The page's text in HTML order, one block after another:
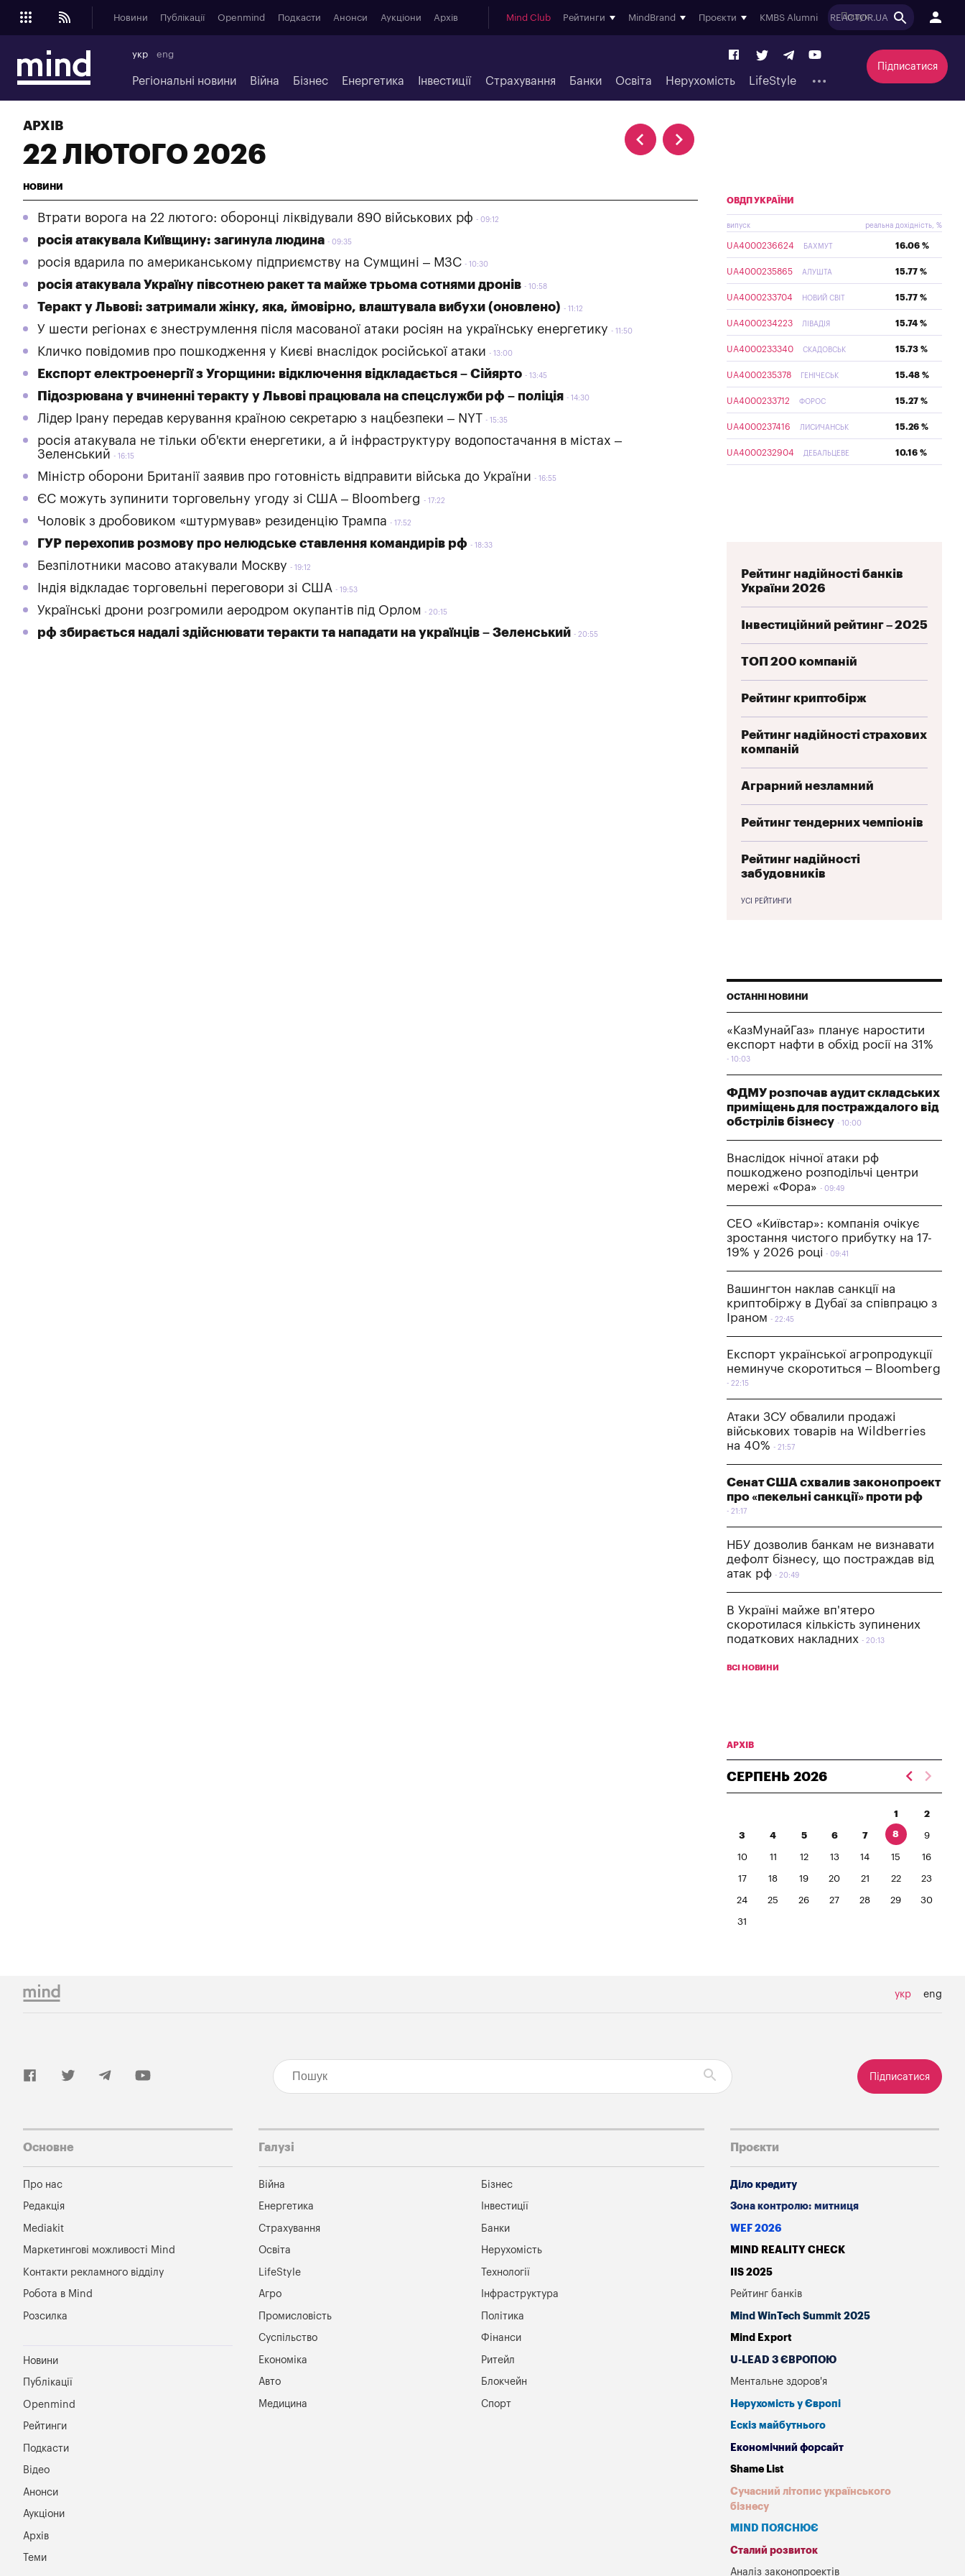
Новини Публікації Openmind Подкасти Анонси Аукціони Архів Mind Club Рейтинги MindBrand Проєкти KMBS Alumni REACTOR.UA
укр eng
Регіональні новини Війна Бізнес Енергетика Інвестиції Страхування Банки Освіта Нерухомість LifeStyle
Підписатися
АРХІВ
22 ЛЮТОГО 2026
НОВИНИ
Втрати ворога на 22 лютого: оборонці ліквідували 890 військових рф 09:12
росія атакувала Київщину: загинула людина 09:35
росія вдарила по американському підприємству на Сумщині – МЗС 10:30
росія атакувала Україну півсотнею ракет та майже трьома сотнями дронів 10:58
Теракт у Львові: затримали жінку, яка, ймовірно, влаштувала вибухи (оновлено) 11:12
У шести регіонах є знеструмлення після масованої атаки росіян на українську енергетику 11:50
Кличко повідомив про пошкодження у Києві внаслідок російської атаки 13:00
Експорт електроенергії з Угорщини: відключення відкладається – Сійярто 13:45
Підозрювана у вчиненні теракту у Львові працювала на спецслужби рф – поліція 14:30
Лідер Ірану передав керування країною секретарю з нацбезпеки – NYT 15:35
росія атакувала не тільки об'єкти енергетики, а й інфраструктуру водопостачання в містах –
Зеленський
16:15
Міністр оборони Британії заявив про готовність відправити війська до України 16:55
ЄС можуть зупинити торговельну угоду зі США – Bloomberg 17:22
Чоловік з дробовиком «штурмував» резиденцію Трампа 17:52
ГУР перехопив розмову про нелюдське ставлення командирів рф 18:33
Безпілотники масово атакували Москву 19:12
Індія відкладає торговельні переговори зі США 19:53
Українські дрони розгромили аеродром окупантів під Орлом 20:15
рф збирається надалі здійснювати теракти та нападати на українців – Зеленський 20:55
ОВДП УКРАЇНИ
випуск реальна дохідність, %
UA4000236624 БАХМУТ 16.06 %
UA4000235865 АЛУШТА 15.77 %
UA4000233704 НОВИЙ СВІТ 15.77 %
UA4000234223 ЛІВАДІЯ 15.74 %
UA4000233340 СКАДОВСЬК 15.73 %
UA4000235378 ГЕНІЧЕСЬК 15.48 %
UA4000233712 ФОРОС 15.27 %
UA4000237416 ЛИСИЧАНСЬК 15.26 %
UA4000232904 ДЕБАЛЬЦЕВЕ 10.16 %
Рейтинг надійності банків
України 2026
Інвестиційний рейтинг – 2025
ТОП 200 компаній
Рейтинг криптобірж
Рейтинг надійності страхових
компаній
Аграрний незламний
Рейтинг тендерних чемпіонів
Рейтинг надійності
забудовників
УСІ РЕЙТИНГИ
ОСТАННІ НОВИНИ
«КазМунайГаз» планує наростити
експорт нафти в обхід росії на 31%
10:03
ФДМУ розпочав аудит складських
приміщень для постраждалого від
обстрілів бізнесу
10:00
Внаслідок нічної атаки рф
пошкоджено розподільчі центри
мережі «Фора»
09:49
СЕО «Київстар»: компанія очікує
зростання чистого прибутку на 17-
19% у 2026 році
09:41
Вашингтон наклав санкції на
криптобіржу в Дубаї за співпрацю з
Іраном
22:45
Експорт української агропродукції
неминуче скоротиться – Bloomberg
22:15
Атаки ЗСУ обвалили продажі
військових товарів на Wildberries
на 40%
21:57
Сенат США схвалив законопроект
про «пекельні санкції» проти рф
21:17
НБУ дозволив банкам не визнавати
дефолт бізнесу, що постраждав від
атак рф
20:49
В Україні майже вп'ятеро
скоротилася кількість зупинених
податкових накладних
20:13
ВСІ НОВИНИ
АРХІВ
СЕРПЕНЬ 2026
1 2
3 4 5 6 7 8 9
10 11 12 13 14 15 16
17 18 19 20 21 22 23
24 25 26 27 28 29 30
31
укр eng
Підписатися
Основне
Про нас
Редакція
Mediakit
Маркетингові можливості Mind
Контакти рекламного відділу
Робота в Mind
Розсилка
Новини
Публікації
Openmind
Рейтинги
Подкасти
Відео
Анонси
Аукціони
Архів
Теми
Галузі
Війна Бізнес
Енергетика Інвестиції
Страхування Банки
Освіта Нерухомість
LifeStyle Технології
Агро Інфраструктура
Промисловість Політика
Суспільство Фінанси
Економіка Ритейл
Авто Блокчейн
Медицина Спорт
Проєкти
Діло кредиту
Зона контролю: митниця
WEF 2026
MIND REALITY CHECK
IIS 2025
Рейтинг банків
Mind WinTech Summit 2025
Mind Export
U-LEAD З ЄВРОПОЮ
Ментальне здоров'я
Нерухомість у Європі
Ескіз майбутнього
Економічний форсайт
Shame List
Сучасний літопис українського
бізнесу
MIND ПОЯСНЮЄ
Сталий розвиток
Аналіз законопроектів